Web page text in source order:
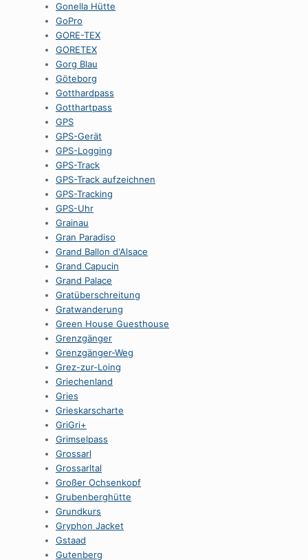
Gonella Hütte
GoPro
GORE-TEX
GORETEX
Gorg Blau
Göteborg
Gotthardpass
Gotthartpass
GPS
GPS-Gerät
GPS-Logging
GPS-Track
GPS-Track aufzeichnen
GPS-Tracking
GPS-Uhr
Grainau
Gran Paradiso
Grand Ballon d'Alsace
Grand Capucin
Grand Palace
Gratüberschreitung
Gratwanderung
Green House Guesthouse
Grenzgänger
Grenzgänger-Weg
Grez-zur-Loing
Griechenland
Gries
Grieskarscharte
GriGri+
Grimselpass
Grossarl
Grossarltal
Großer Ochsenkopf
Grubenberghütte
Grundkurs
Gryphon Jacket
Gstaad
Gutenberg